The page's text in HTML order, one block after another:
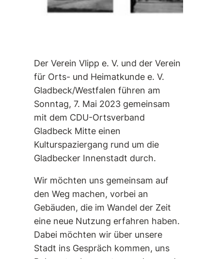
Der Verein Vlipp e. V. und der Verein
für Orts- und Heimatkunde e. V.
Gladbeck/Westfalen führen am
Sonntag, 7. Mai 2023 gemeinsam
mit dem CDU-Ortsverband
Gladbeck Mitte einen
Kulturspaziergang rund um die
Gladbecker Innenstadt durch.
Wir möchten uns gemeinsam auf
den Weg machen, vorbei an
Gebäuden, die im Wandel der Zeit
eine neue Nutzung erfahren haben.
Dabei möchten wir über unsere
Stadt ins Gespräch kommen, uns